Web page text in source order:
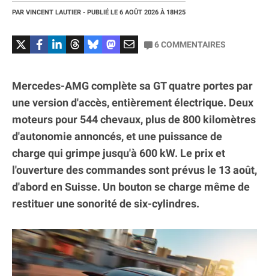
PAR VINCENT LAUTIER - PUBLIÉ LE 6 AOÛT 2026 À 18H25
6COMMENTAIRES
Mercedes-AMG complète sa GT quatre portes par
une version d'accès, entièrement électrique. Deux
moteurs pour 544 chevaux, plus de 800 kilomètres
d'autonomie annoncés, et une puissance de
charge qui grimpe jusqu'à 600 kW. Le prix et
l'ouverture des commandes sont prévus le 13 août,
d'abord en Suisse. Un bouton se charge même de
restituer une sonorité de six-cylindres.